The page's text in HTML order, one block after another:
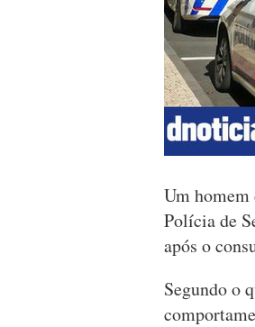
Um homem
Polícia de
após o
Segundo o